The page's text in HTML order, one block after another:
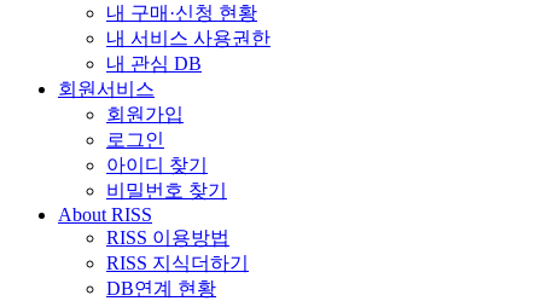
내 구매·신청 현황
내 서비스 사용권한
내 관심 DB
회원서비스
회원가입
로그인
아이디 찾기
비밀번호 찾기
About RISS
RISS 이용방법
RISS 지식더하기
DB연계 현황